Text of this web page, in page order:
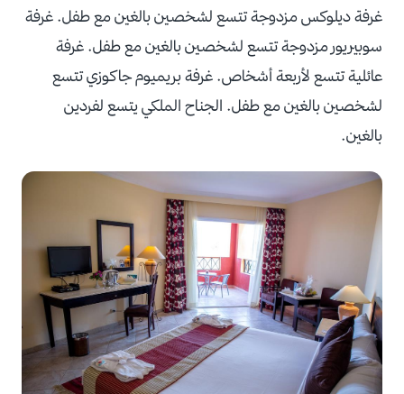
غرفة ديلوكس مزدوجة تتسع لشخصين بالغين مع طفل. غرفة
سوبيريور مزدوجة تتسع لشخصين بالغين مع طفل. غرفة
عائلية تتسع لأربعة أشخاص. غرفة بريميوم جاكوزي تتسع
لشخصين بالغين مع طفل. الجناح الملكي يتسع لفردين
بالغين.